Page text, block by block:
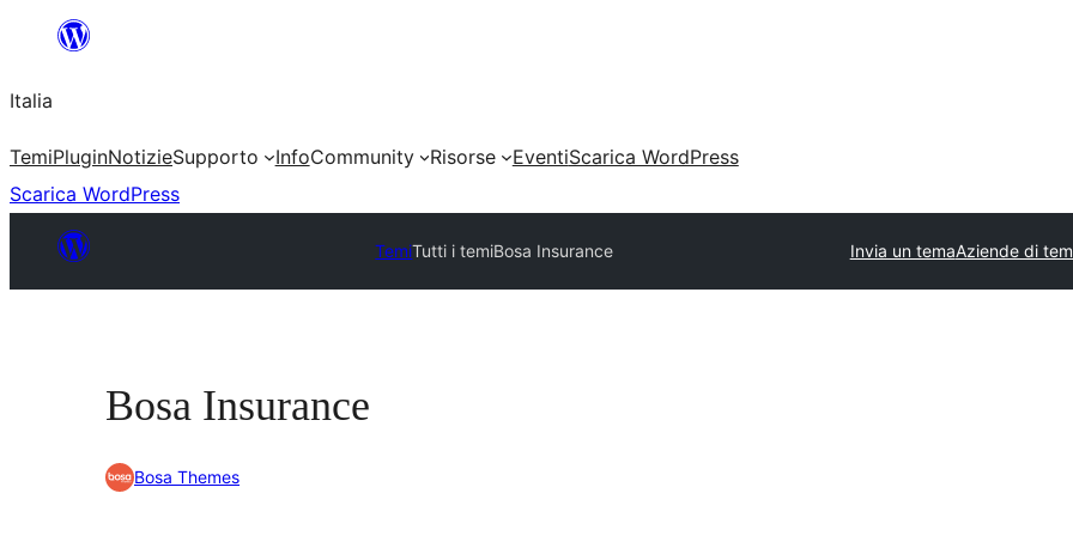
contenuto
Italia
TemiPluginNotizieSupporto InfoCommunity Risorse EventiScarica WordPress
Scarica WordPress
TemiTutti i temiBosa Insurance Invia un temaAziende di
Bosa Insurance
Bosa Themes